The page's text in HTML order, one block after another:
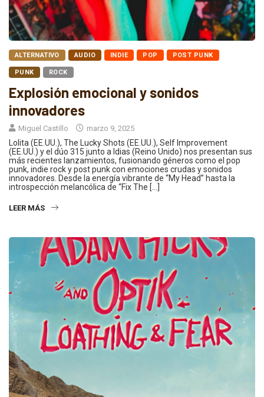
ALTERNATIVO AUDIO INDIE POP POST PUNK
PUNK ROCK
Explosión emocional y sonidos
innovadores
Miguel Castillo marzo 9, 2025
Lolita (EE.UU.), The Lucky Shots (EE.UU.), Self Improvement
(EE.UU.) y el dúo 315 junto a Idias (Reino Unido) nos presentan sus
más recientes lanzamientos, fusionando géneros como el pop
punk, indie rock y post punk con emociones crudas y sonidos
innovadores. Desde la energía vibrante de “My Head” hasta la
introspección melancólica de “Fix The […]
LEER MÁS